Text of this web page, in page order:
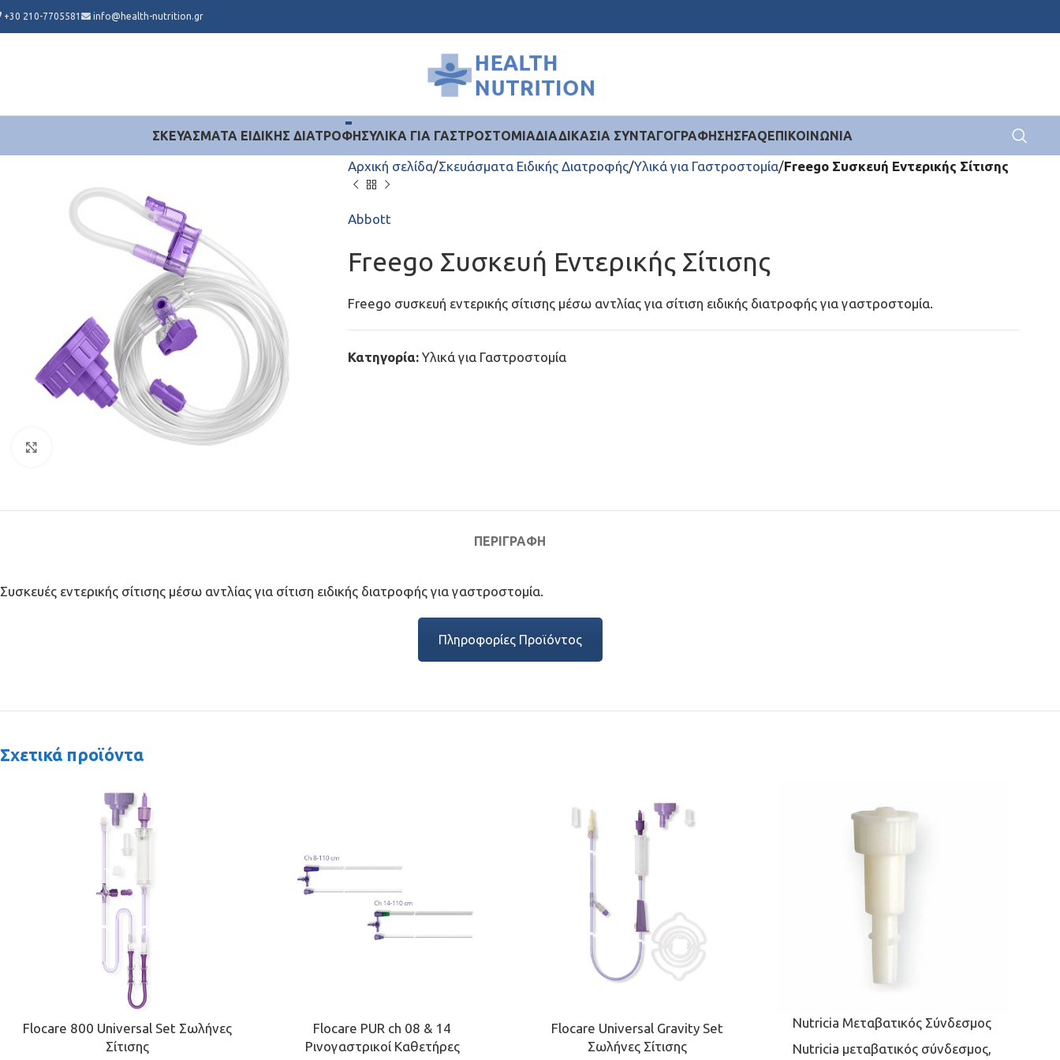
+30 210-7705581 info@health-nutrition.gr
ΣΚΕΥΆΣΜΑΤΑ ΕΙΔΙΚΉΣ ΔΙΑΤΡΟΦΉΣΥΛΙΚΆ ΓΙΑ ΓΑΣΤΡΟΣΤΟΜΊΑΔΙΑΔΙΚΑΣΊΑ ΣΥΝΤΑΓΟΓΡΆΦΗΣΗΣFAQΕΠΙΚΟΙΝΩΝΊΑ
Αρχική σελίδα Σκευάσματα Ειδικής Διατροφής Υλικά για Γαστροστομία Freego Συσκευή Εντερικής Σίτισης
Abbott
Freego Συσκευή Εντερικής Σίτισης
Freego συσκευή εντερικής σίτισης μέσω αντλίας για σίτιση ειδικής διατροφής για γαστροστομία.
Κατηγορία: Υλικά για Γαστροστομία
ΠΕΡΙΓΡΑΦΉ
Συσκευές εντερικής σίτισης μέσω αντλίας για σίτιση ειδικής διατροφής για γαστροστομία.
Πληροφορίες Προϊόντος
Σχετικά προϊόντα
Flocare 800 Universal Set Σωλήνες
Σίτισης
Flocare PUR ch 08 & 14
Ρινογαστρικοί Καθετήρες
Flocare Universal Gravity Set
Σωλήνες Σίτισης
Nutricia Μεταβατικός Σύνδεσμος
Nutricia μεταβατικός σύνδεσμος,